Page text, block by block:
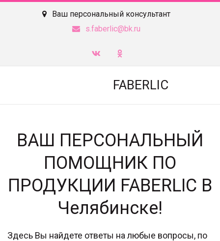
Ваш персональный консультант
s.faberlic@bk.ru
FABERLIC
ВАШ ПЕРСОНАЛЬНЫЙ
ПОМОЩНИК ПО
ПРОДУКЦИИ FABERLIC В
Челябинске!
Здесь Вы найдете ответы на любые вопросы, по